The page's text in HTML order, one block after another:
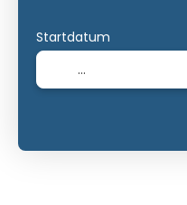
Startdatum